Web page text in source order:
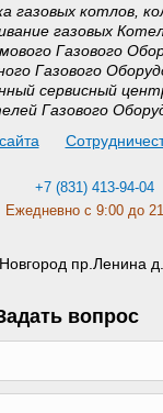
газовых котлов,
газовых
Газового
Газового
сервисный
Газового
+7 (831) 413-94-04
Ежедневно с 9:00 до
пр.Ленина
вопрос